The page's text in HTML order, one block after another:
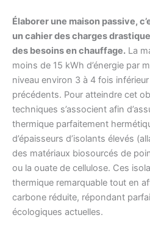
Élaborer une maison passive,
un cahier des charges
des besoins en chauffage. La
moins de 15 kWh d’énergie par
niveau environ 3 à 4 fois
précédents. Pour atteindre cet
techniques s’associent afin
thermique parfaitement
d’épaisseurs d’isolants élevés
des matériaux biosourcés de
ou la ouate de cellulose. Ces
thermique remarquable tout en
carbone réduite, répondant
écologiques actuelles.